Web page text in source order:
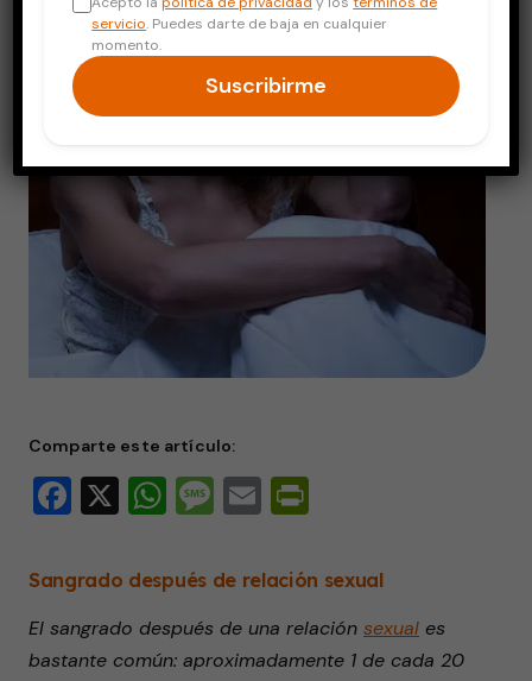
Comparte este artículo:
Facebook
X WhatsApp
Message
Email
Sangrado después de relación sexual
El sangrado después de una relación sexual es
bastante común: aproximadamente 1 de cada 20
servicio. Puedes darte de baja en cualquier
momento.
Suscribirme